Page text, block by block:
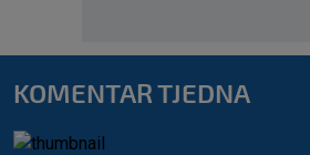
KOMENTAR TJEDNA